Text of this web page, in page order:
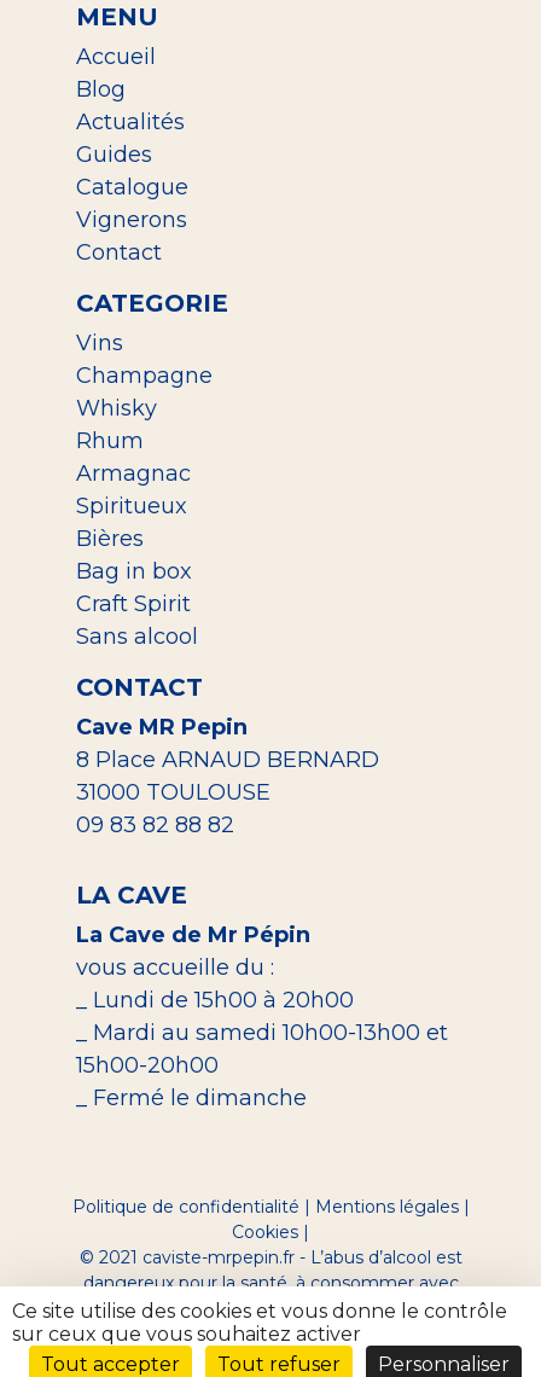
MENU
Accueil
Blog
Actualités
Guides
Catalogue
Vignerons
Contact
CATEGORIE
Vins
Champagne
Whisky
Rhum
Armagnac
Spiritueux
Bières
Bag in box
Craft Spirit
Sans alcool
CONTACT
Cave MR Pepin
8 Place ARNAUD BERNARD
31000 TOULOUSE
09 83 82 88 82
LA CAVE
La Cave de Mr Pépin
vous accueille du :
_ Lundi de 15h00 à 20h00
_ Mardi au samedi 10h00-13h00 et
15h00-20h00
_ Fermé le dimanche
Politique de confidentialité | Mentions légales|
Cookies |
© 2021 caviste-mrpepin.fr - L’abus d’alcool est
dangereux pour la santé, à consommer avec
modération.
Site réalisé par Digeek
Ce site utilise des cookies et vous donne le contrôle
sur ceux que vous souhaitez activer
Tout accepter
Tout refuser Personnaliser